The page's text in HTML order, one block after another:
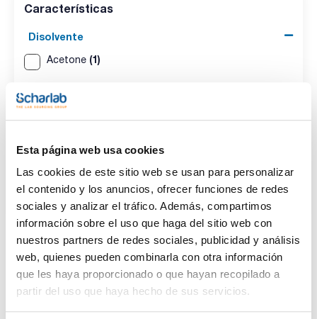
Esta página web usa cookies
Las cookies de este sitio web se usan para personalizar
el contenido y los anuncios, ofrecer funciones de redes
sociales y analizar el tráfico. Además, compartimos
información sobre el uso que haga del sitio web con
nuestros partners de redes sociales, publicidad y análisis
web, quienes pueden combinarla con otra información
que les haya proporcionado o que hayan recopilado a
partir del uso que haya hecho de sus servicios.
Características
Disolvente
Acetone (1)
Envase
Ampoule(1)
Volumen
Disolvente
Acetone
Envase
Ampoule
Volumen
1 mL
Referencia
Envase
Precio